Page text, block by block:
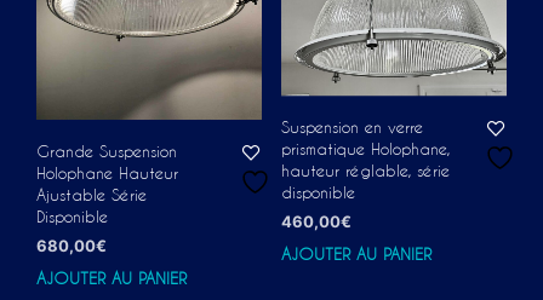
Grande Suspension
Holophane Hauteur
Ajustable Série
Disponible
680,00€
AJOUTER AU PANIER
Suspension en verre
prismatique Holophane,
hauteur réglable, série
disponible
460,00€
AJOUTER AU PANIER